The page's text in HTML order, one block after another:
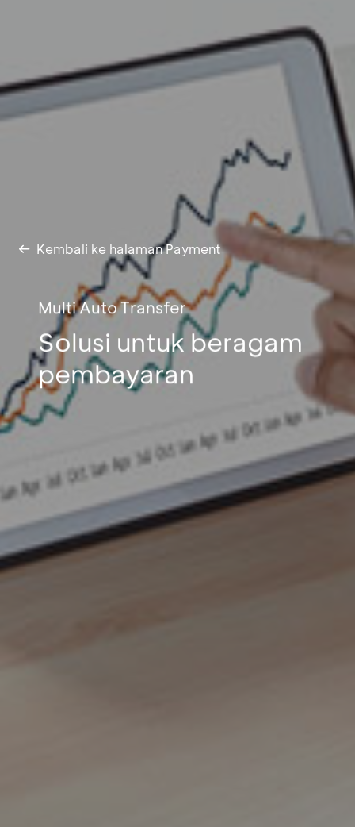
Kembali ke halaman Payment
Multi Auto Transfer
Solusi untuk beragam
pembayaran